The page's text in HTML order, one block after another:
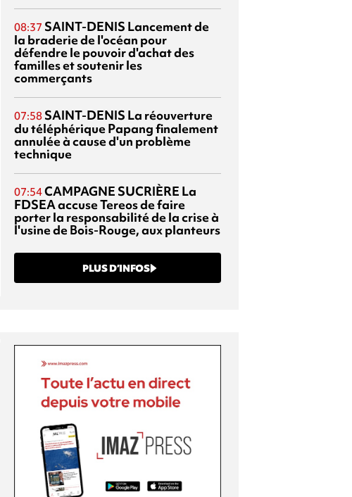
08:37 SAINT-DENIS Lancement de
la braderie de l'océan pour
défendre le pouvoir d'achat des
familles et soutenir les
commerçants
07:58 SAINT-DENIS La réouverture
du téléphérique Papang finalement
annulée à cause d'un problème
technique
07:54CAMPAGNE SUCRIÈRE La
FDSEA accuse Tereos de faire
porter la responsabilité de la crise à
l'usine de Bois-Rouge, aux planteurs
PLUS D’INFOS